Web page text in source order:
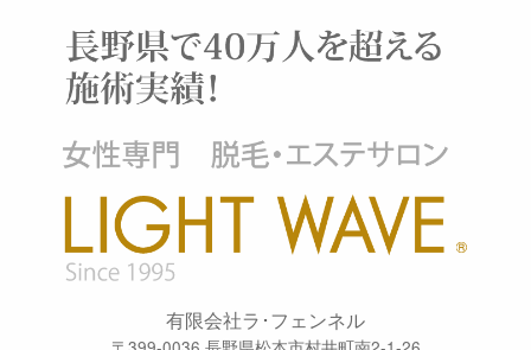
有限会社ラ･フェンネル